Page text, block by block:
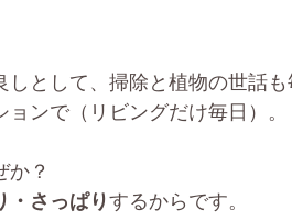
として、掃除と植物の世話
ンで（リビングだけ毎日）。
か？
・さっぱりするからです。